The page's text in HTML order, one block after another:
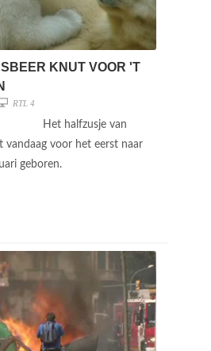
KNUT VOOR 'T
RTL 4
Het halfzusje van
vandaag voor het eerst naar
geboren.